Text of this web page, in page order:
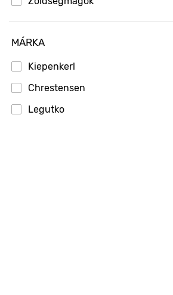
MÁRKA
Kiepenkerl
Chrestensen
Legutko